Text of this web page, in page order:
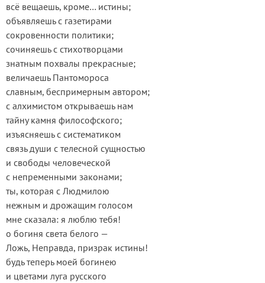
всё вещаешь, кроме… истины;
объявляешь с газетирами
сокровенности политики;
сочиняешь с стихотворцами
знатным похвалы прекрасные;
величаешь Пантомороса
славным, беспримерным автором;
с алхимистом открываешь нам
тайну камня философского;
изъясняешь с систематиком
связь души с телесной сущностью
и свободы человеческой
с непременными законами;
ты, которая с Людмилою
нежным и дрожащим голосом
мне сказала: я люблю тебя!
о богиня света белого —
Ложь, Неправда, призрак истины!
будь теперь моей богинею
и цветами луга русского